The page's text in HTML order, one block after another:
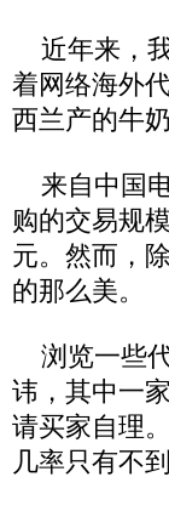
近年来，
着网络海外
西兰产的牛
来自中国
购的交易规
元。然而，
的那么美。
浏览一些
讳，其中一
请买家自理
几率只有不